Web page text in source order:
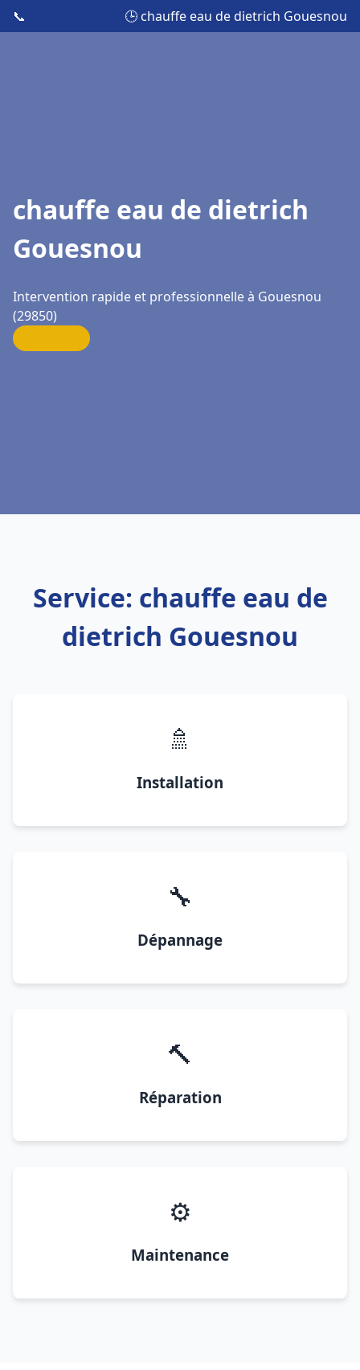
📞 🕒 chauffe eau de dietrich Gouesnou
chauffe eau de dietrich
Gouesnou
Intervention rapide et professionnelle à Gouesnou
(29850)
Service: chauffe eau de
dietrich Gouesnou
🚿
Installation
🔧
Dépannage
🔨
Réparation
⚙️
Maintenance